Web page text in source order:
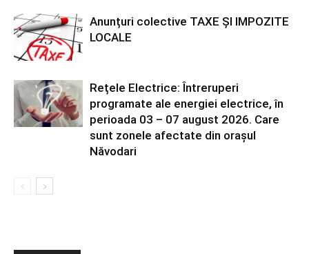
Anunțuri colective TAXE ȘI IMPOZITE
LOCALE
Rețele Electrice: Întreruperi
programate ale energiei electrice, în
perioada 03 – 07 august 2026. Care
sunt zonele afectate din orașul
Năvodari